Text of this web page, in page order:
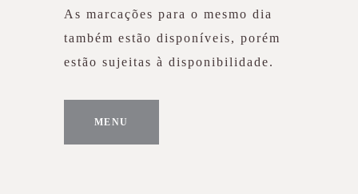
As marcações para o mesmo dia
também estão disponíveis, porém
estão sujeitas à disponibilidade.
MENU